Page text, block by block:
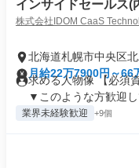
インサイドセールス(
株式会社IDOM CaaS
北海道札幌市中央区
月給22万7900円～66
求める人物像 【必須
▼このような方歓迎し
業界未経験歓迎 +9個